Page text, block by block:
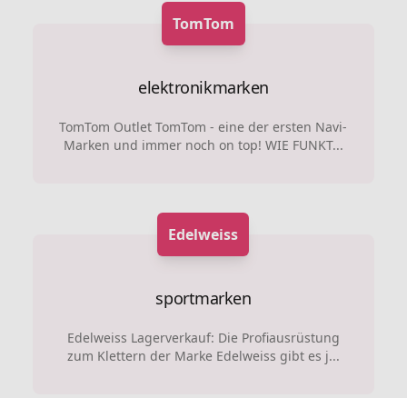
TomTom
elektronikmarken
TomTom Outlet TomTom - eine der ersten Navi-
Marken und immer noch on top! WIE FUNKT...
Edelweiss
sportmarken
Edelweiss Lagerverkauf: Die Profiausrüstung
zum Klettern der Marke Edelweiss gibt es j...